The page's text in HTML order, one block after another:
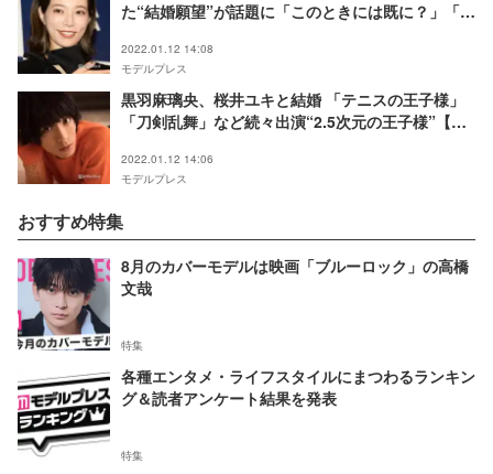
た“結婚願望”が話題に「このときには既に？」「こ
2022.01.12 14:08
モデルプレス
黒羽麻璃央、桜井ユキと結婚 「テニスの王子様」
「刀剣乱舞」など続々出演“2.5次元の王子様”【略
2022.01.12 14:06
モデルプレス
おすすめ特集
8月のカバーモデルは映画「ブルーロック」の高橋
文哉
特集
各種エンタメ・ライフスタイルにまつわるランキン
グ＆読者アンケート結果を発表
特集